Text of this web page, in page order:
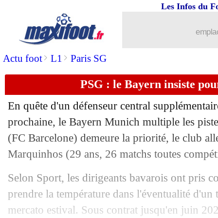
Actu foot> L1 > Paris SG
Les Infos du
PSG : le Bayern insiste
En quête d'un défenseur central
prochaine, le Bayern Munich multiple les
(FC Barcelone) demeure la priorité, le club
Marquinhos (29 ans, 26 matchs toutes
Selon Sport, les dirigeants bavarois ont pris
prendre la température dans l'éventualité
mercato estival. Sous contrat jusqu'en juin
: Mbappé en position de force
21/02 Corée du Sud : Son s'excuse et
21/02 Man City: Guardiola salue Haaland
21/02 Lyon: une L1 sous cotée pour
21/02 Liverpool : Klopp n'ira pas au Bayern
21/02 Bayern: renseignements pris sur
21/02 Atletico : une simple entorse pour